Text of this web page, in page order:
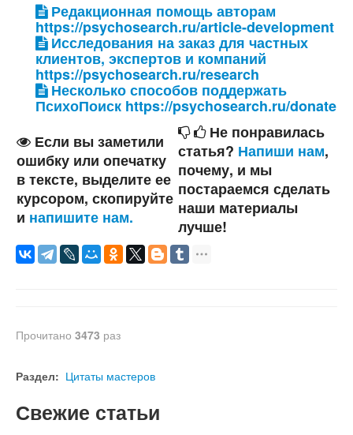
Редакционная помощь авторам
https://psychosearch.ru/article-development
Исследования на заказ для частных
клиентов, экспертов и компаний
https://psychosearch.ru/research
Несколько способов поддержать
ПсихоПоиск https://psychosearch.ru/donate
Если вы заметили
ошибку или опечатку
в тексте, выделите ее
курсором, скопируйте
и напишите нам.
Не понравилась
статья? Напиши нам,
почему, и мы
постараемся сделать
наши материалы
лучше!
Прочитано 3473 раз
Раздел: Цитаты мастеров
Свежие статьи